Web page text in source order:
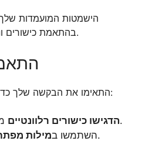
הישמטות המועמדות
בהתאמת כישורים וניסיון שלך לדרישות התפקיד.
התאימו את הבקשה שלך כדי להגביר את סיכויי ההצלחה:
הדגישו כישורים רלוונטייםמתוך תיאור התפקיד.
השתמשו במילות
ספציפיות לתפקיד.